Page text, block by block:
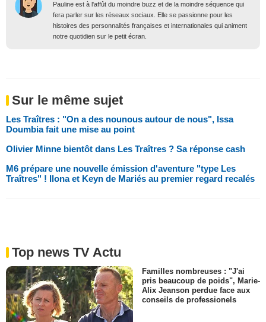
Pauline est à l'affût du moindre buzz et de la moindre séquence qui
fera parler sur les réseaux sociaux. Elle se passionne pour les
histoires des personnalités françaises et internationales qui animent
notre quotidien sur le petit écran.
Sur le même sujet
Les Traîtres : "On a des nounous autour de nous", Issa
Doumbia fait une mise au point
Olivier Minne bientôt dans Les Traîtres ? Sa réponse cash
M6 prépare une nouvelle émission d'aventure "type Les
Traîtres" ! Ilona et Keyn de Mariés au premier regard recalés
Top news TV Actu
Familles nombreuses : "J'ai
pris beaucoup de poids", Marie-
Alix Jeanson perdue face aux
conseils de professionels